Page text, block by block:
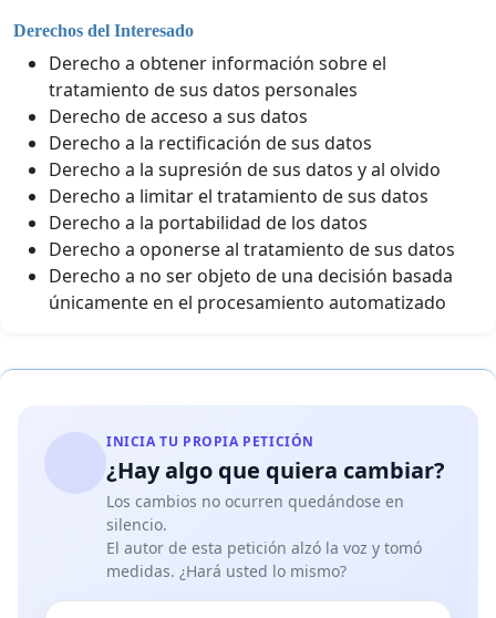
Derechos del Interesado
Derecho a obtener información sobre el
tratamiento de sus datos personales
Derecho de acceso a sus datos
Derecho a la rectificación de sus datos
Derecho a la supresión de sus datos y al olvido
Derecho a limitar el tratamiento de sus datos
Derecho a la portabilidad de los datos
Derecho a oponerse al tratamiento de sus datos
Derecho a no ser objeto de una decisión basada
únicamente en el procesamiento automatizado
INICIA TU PROPIA PETICIÓN
¿Hay algo que quiera cambiar?
Los cambios no ocurren quedándose en
silencio.
El autor de esta petición alzó la voz y tomó
medidas. ¿Hará usted lo mismo?